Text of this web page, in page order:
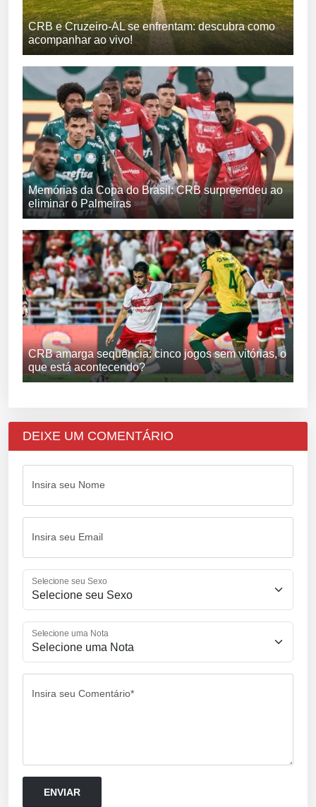
CRB e Cruzeiro-AL se enfrentam: descubra como
acompanhar ao vivo!
Memórias da Copa do Brasil: CRB surpreendeu ao
eliminar o Palmeiras
CRB amarga sequência: cinco jogos sem vitórias, o
que está acontecendo?
DEIXE UM COMENTÁRIO
Insira seu Nome
Insira seu Email
Selecione seu Sexo
Selecione uma Nota
Insira seu Comentário*